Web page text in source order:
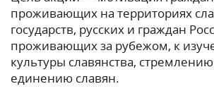
проживающих на территориях
государств, русских и граждан
проживающих за рубежом, к
культуры славянства,
единению славян.